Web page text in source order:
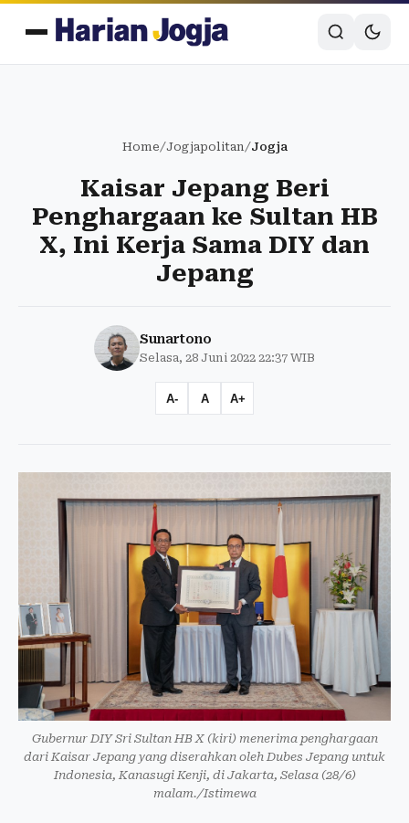
Home/Jogjapolitan/Jogja
Kaisar Jepang Beri
Penghargaan ke Sultan HB
X, Ini Kerja Sama DIY dan
Jepang
Sunartono
Selasa, 28 Juni 2022 22:37 WIB
A- A A+
Gubernur DIY Sri Sultan HB X (kiri) menerima penghargaan
dari Kaisar Jepang yang diserahkan oleh Dubes Jepang untuk
Indonesia, Kanasugi Kenji, di Jakarta, Selasa (28/6)
malam./Istimewa